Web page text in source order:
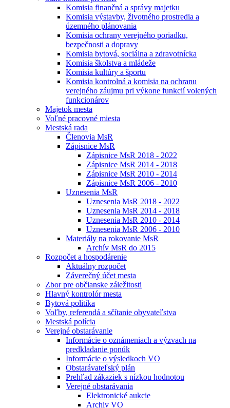
Komisia finančná a správy majetku
Komisia výstavby, životného prostredia a
územného plánovania
Komisia ochrany verejného poriadku,
bezpečnosti a dopravy
Komisia bytová, sociálna a zdravotnícka
Komisia školstva a mládeže
Komisia kultúry a športu
Komisia kontrolná a komisia na ochranu
verejného záujmu pri výkone funkcií volených
funkcionárov
Majetok mesta
Voľné pracovné miesta
Mestská rada
Členovia MsR
Zápisnice MsR
Zápisnice MsR 2018 - 2022
Zápisnice MsR 2014 - 2018
Zápisnice MsR 2010 - 2014
Zápisnice MsR 2006 - 2010
Uznesenia MsR
Uznesenia MsR 2018 - 2022
Uznesenia MsR 2014 - 2018
Uznesenia MsR 2010 - 2014
Uznesenia MsR 2006 - 2010
Materiály na rokovanie MsR
Archív MsR do 2015
Rozpočet a hospodárenie
Aktuálny rozpočet
Záverečný účet mesta
Zbor pre občianske záležitosti
Hlavný kontrolór mesta
Bytová politika
Voľby, referendá a sčítanie obyvateľstva
Mestská polícia
Verejné obstarávanie
Informácie o oznámeniach a výzvach na
predkladanie ponúk
Informácie o výsledkoch VO
Obstarávateľský plán
Prehľad zákaziek s nízkou hodnotou
Verejné obstarávania
Elektronické aukcie
Archiv VO